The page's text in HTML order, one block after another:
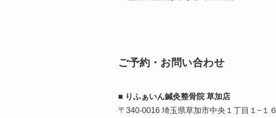
ご予約・お問い合わせ
■ りふぁいん鍼灸整骨院 草加店
〒340-0016 埼玉県草加市中央１丁目１−１６